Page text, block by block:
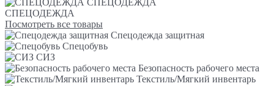
СПЕЦОДЕЖДА
Посмотреть все товары
Спецодежда защитная
Спецобувь
СИЗ
Безопасность рабочего места
Текстиль/Мягкий инвентарь